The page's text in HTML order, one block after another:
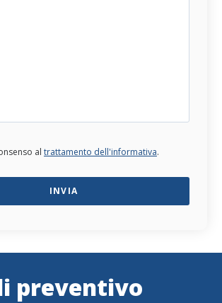
al trattamento dell'informativa.
preventivo